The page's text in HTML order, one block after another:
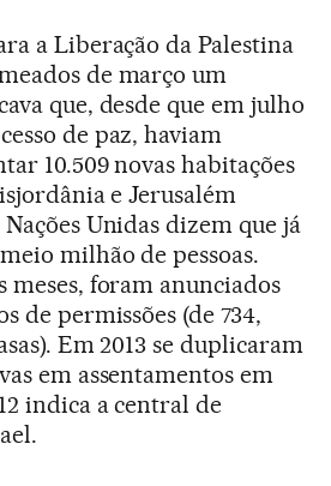
a Liberação da Palestina
de março um
que, desde que em julho
de paz, haviam
10.509 novas habitações
e Jerusalém
Unidas dizem que já
milhão de pessoas.
meses, foram anunciados
de permissões (de 734,
Em 2013 se duplicaram
em assentamentos em
indica a central de